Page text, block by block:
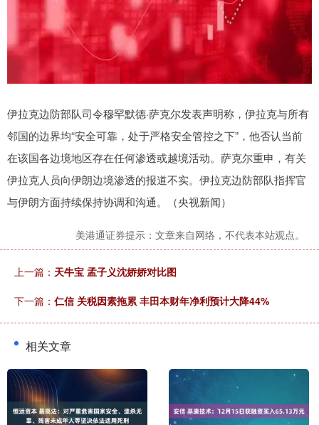
伊拉克边防部队司令穆罕默德·萨克尔发表声明称，伊拉克与所有
邻国的边界均“安全可靠，处于严格安全管控之下”，他否认当前
在该国各边境地区存在任何渗透或越境活动。萨克尔重申，有关
伊拉克人员向伊朗边境渗透的报道不实。伊拉克边防部队指挥官
与伊朗方面持续保持协调和沟通。（央视新闻）
美港通证券提示：文章来自网络，不代表本站观点。
上一篇： 天牛宝 孟子义沈娇娇对比图
下一篇： 仁信 关税因素拖累 丰田本财年净利预计大降44%
相关文章